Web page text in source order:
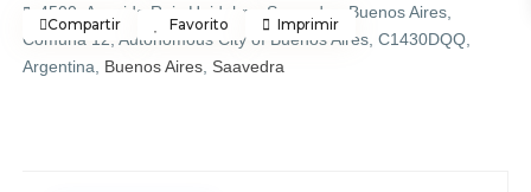
4500, Avenida Ruiz Huidobro, Saavedra, Buenos Aires,
Comuna 12, Autonomous City of Buenos Aires, C1430DQQ,
Argentina, Buenos Aires, Saavedra
Compartir Favorito Imprimir